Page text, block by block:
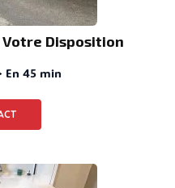
Votre Disposition
En 45 min